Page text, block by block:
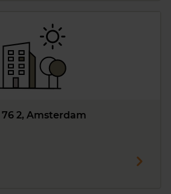
2, Amsterdam